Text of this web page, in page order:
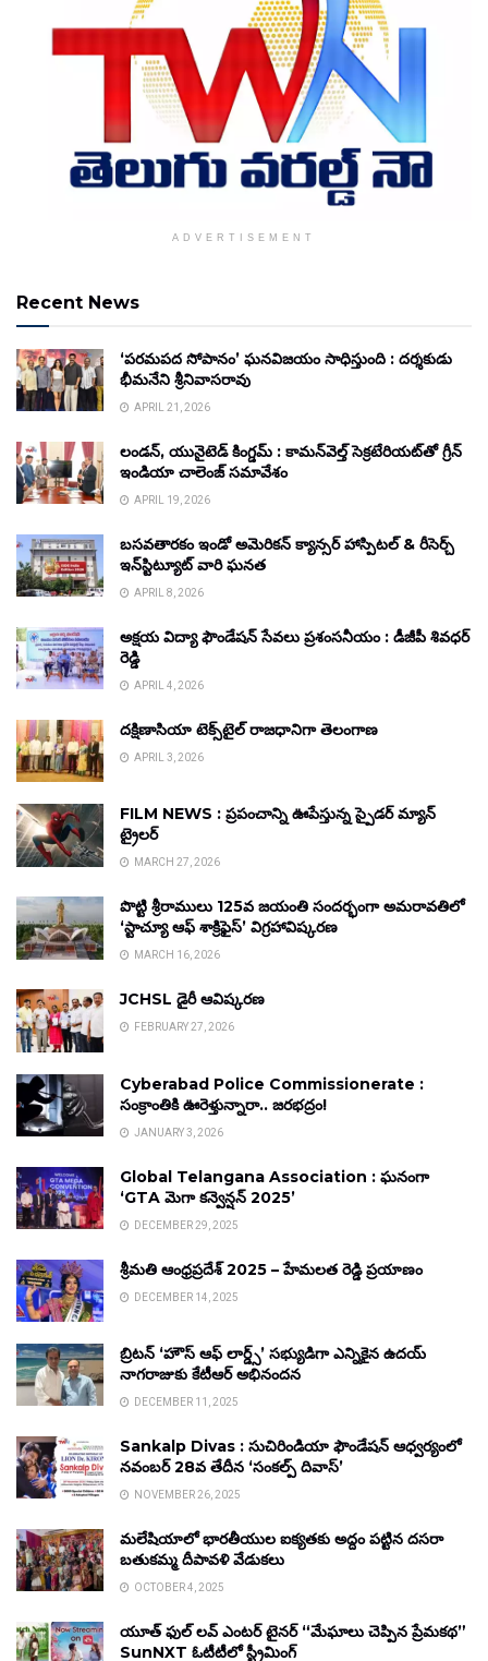
ADVERTISEMENT
Recent News
‘పరమపద సోపానం’ ఘనవిజయం సాధిస్తుంది : దర్శకుడు
భీమనేని శ్రీనివాసరావు
APRIL 21, 2026
లండన్, యునైటెడ్ కింగ్డమ్ : కామన్‌వెల్త్ సెక్రటేరియట్‌తో గ్రీన్
ఇండియా చాలెంజ్ సమావేశం
APRIL 19, 2026
బసవతారకం ఇండో అమెరికన్ క్యాన్సర్ హాస్పిటల్ & రీసెర్చ్
ఇన్‌స్టిట్యూట్ వారి ఘనత
APRIL 8, 2026
అక్షయ విద్యా ఫౌండేషన్ సేవలు ప్రశంసనీయం : డీజీపీ శివధర్
రెడ్డి
APRIL 4, 2026
దక్షిణాసియా టెక్స్‌టైల్ రాజధానిగా తెలంగాణ
APRIL 3, 2026
FILM NEWS : ప్రపంచాన్ని ఊపేస్తున్న స్పైడర్ మ్యాన్
ట్రైలర్
MARCH 27, 2026
పొట్టి శ్రీరాములు 125వ జయంతి సందర్భంగా అమరావతిలో
‘స్టాచ్యూ ఆఫ్ శాక్రిఫైస్’ విగ్రహావిష్కరణ
MARCH 16, 2026
JCHSL డైరీ ఆవిష్కరణ
FEBRUARY 27, 2026
Cyberabad Police Commissionerate :
సంక్రాంతికి ఊరెళ్తున్నారా.. జరభద్రం!
JANUARY 3, 2026
Global Telangana Association : ఘనంగా
‘GTA మెగా కన్వెన్షన్ 2025’
DECEMBER 29, 2025
శ్రీమతి ఆంధ్రప్రదేశ్ 2025 – హేమలత రెడ్డి ప్రయాణం
DECEMBER 14, 2025
బ్రిటన్ ‘హౌస్ ఆఫ్ లార్డ్స్’ సభ్యుడిగా ఎన్నికైన ఉదయ్
నాగరాజుకు కేటీఆర్ అభినందన
DECEMBER 11, 2025
Sankalp Divas : సుచిరిండియా ఫౌండేషన్ ఆధ్వర్యంలో
నవంబర్ 28వ తేదీన ‘సంకల్ప్ దివాస్’
NOVEMBER 26, 2025
మలేషియాలో భారతీయుల ఐక్యతకు అద్దం పట్టిన దసరా
బతుకమ్మ దీపావళి వేడుకలు
OCTOBER 4, 2025
యూత్ ఫుల్ లవ్ ఎంటర్ టైనర్ “మేఘాలు చెప్పిన ప్రేమకథ”
SunNXT ఓటీటీలో స్ట్రీమింగ్